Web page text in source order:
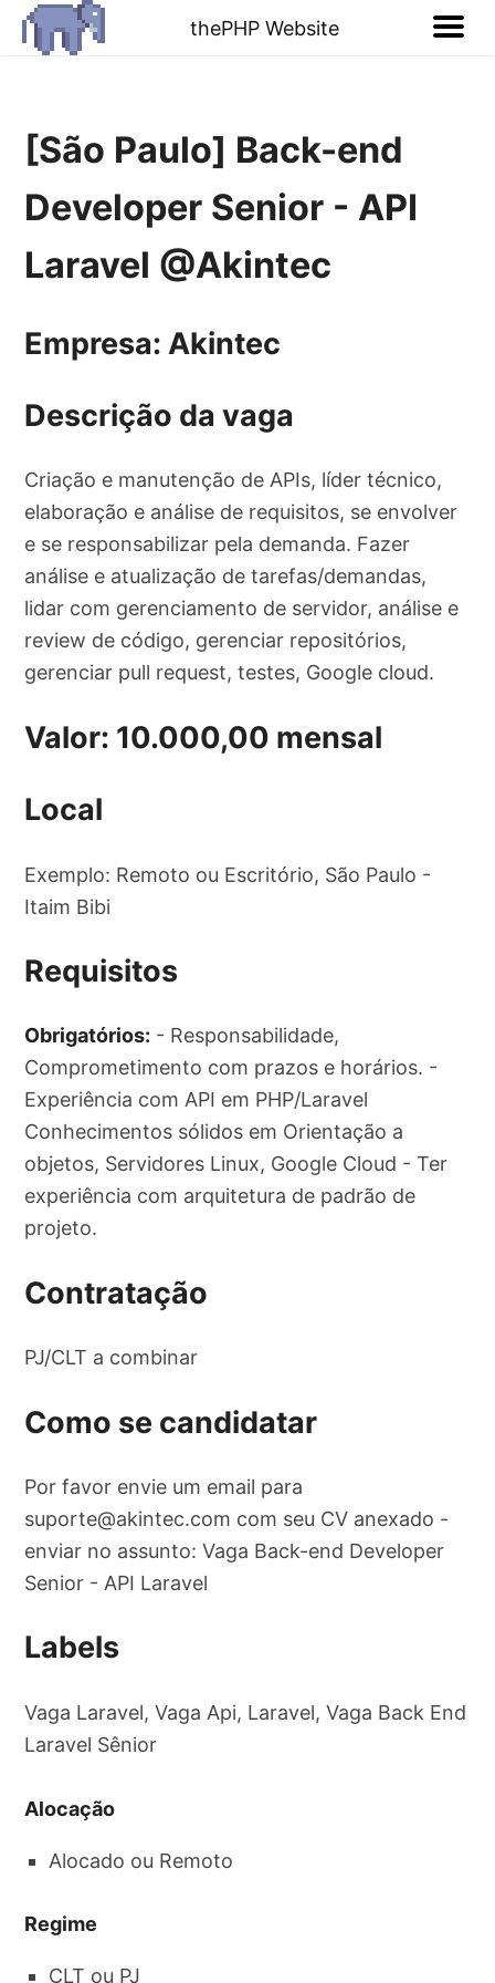
thePHP Website
[São Paulo] Back-end
Developer Senior - API
Laravel @Akintec
Empresa: Akintec
Descrição da vaga
Criação e manutenção de APIs, líder técnico,
elaboração e análise de requisitos, se envolver
e se responsabilizar pela demanda. Fazer
análise e atualização de tarefas/demandas,
lidar com gerenciamento de servidor, análise e
review de código, gerenciar repositórios,
gerenciar pull request, testes, Google cloud.
Valor: 10.000,00 mensal
Local
Exemplo: Remoto ou Escritório, São Paulo -
Itaim Bibi
Requisitos
Obrigatórios: - Responsabilidade,
Comprometimento com prazos e horários. -
Experiência com API em PHP/Laravel
Conhecimentos sólidos em Orientação a
objetos, Servidores Linux, Google Cloud - Ter
experiência com arquitetura de padrão de
projeto.
Contratação
PJ/CLT a combinar
Como se candidatar
Por favor envie um email para
suporte@akintec.com com seu CV anexado -
enviar no assunto: Vaga Back-end Developer
Senior - API Laravel
Labels
Vaga Laravel, Vaga Api, Laravel, Vaga Back End
Laravel Sênior
Alocação
Alocado ou Remoto
Regime
CLT ou PJ